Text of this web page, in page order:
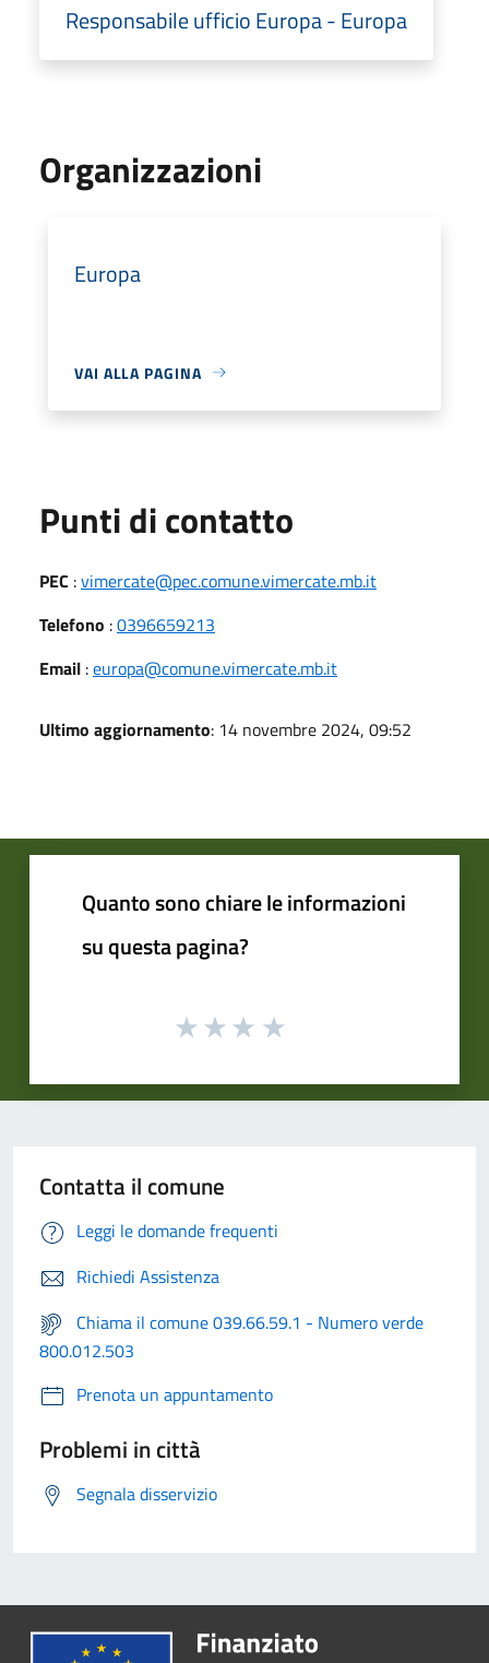
Responsabile ufficio Europa - Europa
Organizzazioni
Europa
VAI ALLA PAGINA
Punti di contatto
PEC :vimercate@pec.comune.vimercate.mb.it
Telefono :0396659213
Email :europa@comune.vimercate.mb.it
Ultimo aggiornamento: 14 novembre 2024, 09:52
Quanto sono chiare le informazioni
su questa pagina?
Contatta il comune
Leggi le domande frequenti
Richiedi Assistenza
Chiama il comune 039.66.59.1 - Numero verde
800.012.503
Prenota un appuntamento
Problemi in città
Segnala disservizio